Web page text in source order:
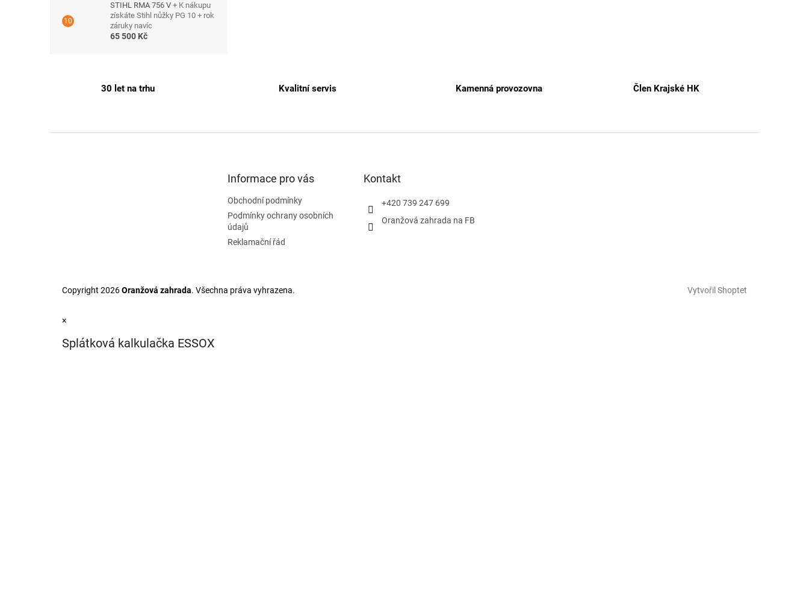
STIHL RMA 756 V + K nákupu
získáte Stihl nůžky PG 10 + rok
záruky navíc
65 500 Kč
30 let na trhu Kvalitní servis Kamenná provozovna Člen Krajské HK
Informace pro vás
Obchodní podmínky
Podmínky ochrany osobních
údajů
Reklamační řád
Kontakt
+420 739 247 699
Oranžová zahrada na FB
Vytvořil Shoptet
Copyright 2026Oranžová zahrada. Všechna práva vyhrazena.
×
Splátková kalkulačka ESSOX